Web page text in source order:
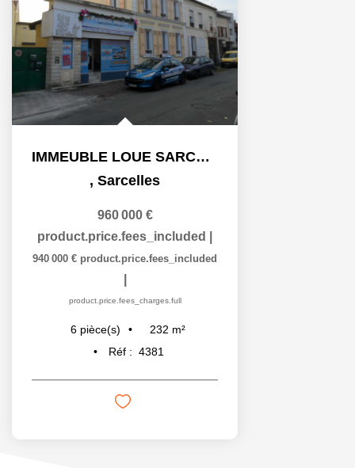
IMMEUBLE LOUE SARCELLES Village - 6 pièce(s) - 232 m2
, Sarcelles
960 000 €
product.price.fees_included
940 000 € product.price.fees_included
product.price.fees_charges.full
6 pièce(s) 232 m²
Réf : 4381